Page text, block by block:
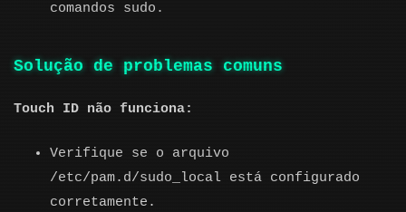
comandos sudo.
Solução de problemas comuns
Touch ID não funciona:
Verifique se o arquivo
/etc/pam.d/sudo_local está configurado
corretamente.